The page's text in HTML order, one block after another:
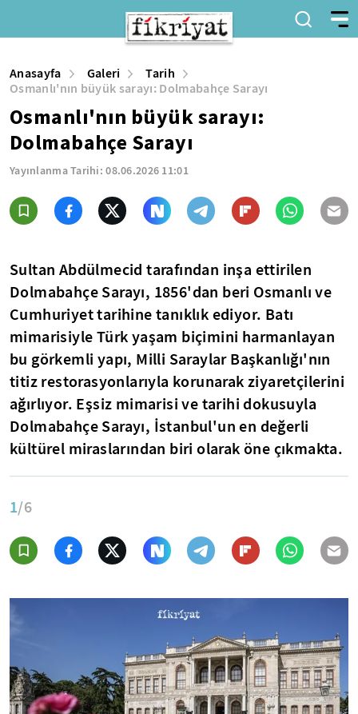
Anasayfa Galeri
Tarih
Osmanlı'nın büyük sarayı: Dolmabahçe Sarayı
Osmanlı'nın büyük sarayı:
Dolmabahçe Sarayı
Yayınlanma Tarihi:08.06.2026 11:01
Sultan Abdülmecid tarafından inşa ettirilen
Dolmabahçe Sarayı, 1856'dan beri Osmanlı ve
Cumhuriyet tarihine tanıklık ediyor. Batı
mimarisiyle Türk yaşam biçimini harmanlayan
bu görkemli yapı, Milli Saraylar Başkanlığı'nın
titiz restorasyonlarıyla korunarak ziyaretçilerini
ağırlıyor. Eşsiz mimarisi ve tarihi dokusuyla
Dolmabahçe Sarayı, İstanbul'un en değerli
kültürel miraslarından biri olarak öne çıkmakta.
1/6